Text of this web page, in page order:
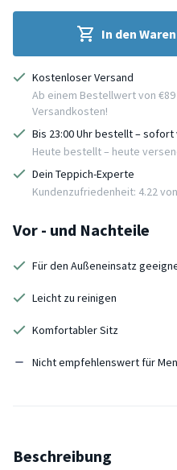
In den
Kostenloser Versand
Ab einem Bestellwert von
Versandkosten!
Bis 23:00 Uhr bestellt –
Heute bestellt – heute
Dein Teppich-Experte
Kundenzufriedenheit: 4.22 von
Vor - und Nachteile
Für den Außeneinsatz
Leicht zu reinigen
Komfortabler Sitz
Nicht empfehlenswert für
Beschreibung